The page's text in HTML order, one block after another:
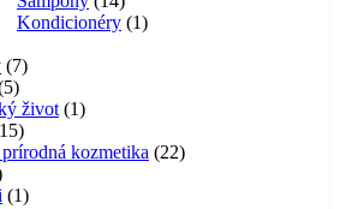
produktov
Kondicionéry 11
77
55
produktov
život 11
1515
produktovkozmetika 2222
11